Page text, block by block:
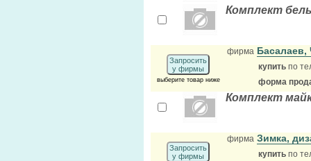
Комплект
Запросить
у фирмы
выберите товар ниже
фирма
купить по
форма
Комплект
Запросить
у фирмы
фирма Зимка,
купить по